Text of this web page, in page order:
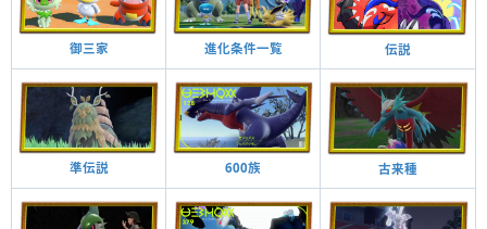
御三家 進化条件一覧 伝説
準伝説 600族 古来種